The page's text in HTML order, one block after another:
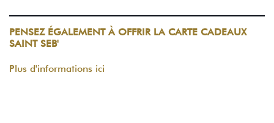
PENSEZ ÉGALEMENT À OFFRIR LA CARTE CADEAUX
SAINT SEB'
Plus d'informations ici